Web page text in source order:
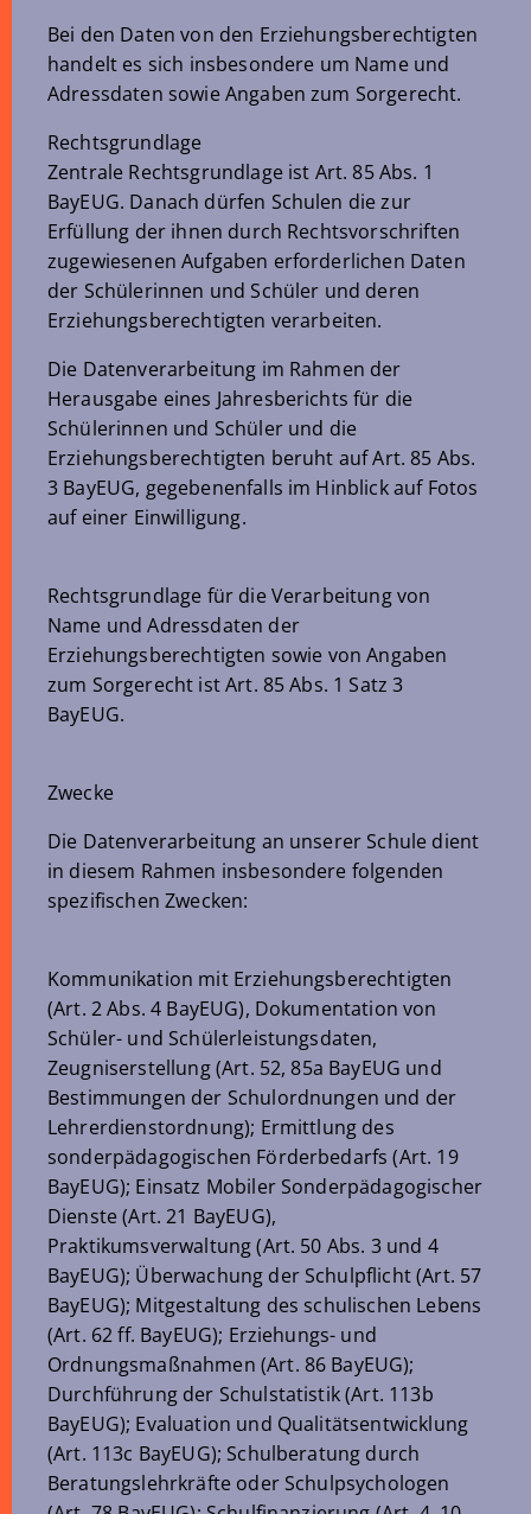
Bei den Daten von den Erziehungsberechtigten
handelt es sich insbesondere um Name und
Adressdaten sowie Angaben zum Sorgerecht.
Rechtsgrundlage
Zentrale Rechtsgrundlage ist Art. 85 Abs. 1
BayEUG. Danach dürfen Schulen die zur
Erfüllung der ihnen durch Rechtsvorschriften
zugewiesenen Aufgaben erforderlichen Daten
der Schülerinnen und Schüler und deren
Erziehungsberechtigten verarbeiten.
Die Datenverarbeitung im Rahmen der
Herausgabe eines Jahresberichts für die
Schülerinnen und Schüler und die
Erziehungsberechtigten beruht auf Art. 85 Abs.
3 BayEUG, gegebenenfalls im Hinblick auf Fotos
auf einer Einwilligung.
Rechtsgrundlage für die Verarbeitung von
Name und Adressdaten der
Erziehungsberechtigten sowie von Angaben
zum Sorgerecht ist Art. 85 Abs. 1 Satz 3
BayEUG.
Zwecke
Die Datenverarbeitung an unserer Schule dient
in diesem Rahmen insbesondere folgenden
spezifischen Zwecken:
Kommunikation mit Erziehungsberechtigten
(Art. 2 Abs. 4 BayEUG), Dokumentation von
Schüler- und Schülerleistungsdaten,
Zeugniserstellung (Art. 52, 85a BayEUG und
Bestimmungen der Schulordnungen und der
Lehrerdienstordnung); Ermittlung des
sonderpädagogischen Förderbedarfs (Art. 19
BayEUG); Einsatz Mobiler Sonderpädagogischer
Dienste (Art. 21 BayEUG),
Praktikumsverwaltung (Art. 50 Abs. 3 und 4
BayEUG); Überwachung der Schulpflicht (Art. 57
BayEUG); Mitgestaltung des schulischen Lebens
(Art. 62 ff. BayEUG); Erziehungs- und
Ordnungsmaßnahmen (Art. 86 BayEUG);
Durchführung der Schulstatistik (Art. 113b
BayEUG); Evaluation und Qualitätsentwicklung
(Art. 113c BayEUG); Schulberatung durch
Beratungslehrkräfte oder Schulpsychologen